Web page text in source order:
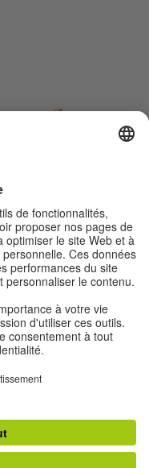
learning»,
shogi, and go
n˚ 6419, 2018.
try again later.
Conditions d'utilisation